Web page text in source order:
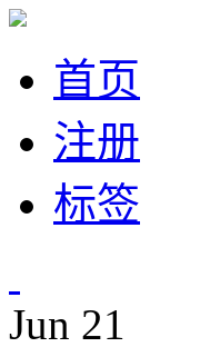
首页
注册
标签
Jun 21